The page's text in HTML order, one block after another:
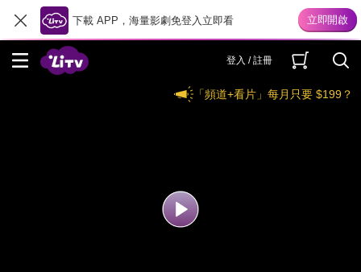
下載 APP，海量影劇免登入立即看
登入 / 註冊
「頻道+看片」每月只要 $199？